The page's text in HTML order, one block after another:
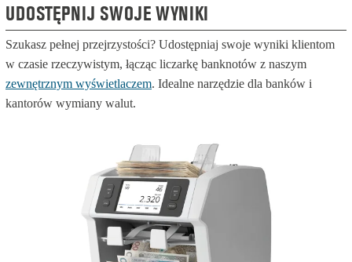
UDOSTĘPNIJ SWOJE WYNIKI
Szukasz pełnej przejrzystości? Udostępniaj swoje wyniki klientom
w czasie rzeczywistym, łącząc liczarkę banknotów z naszym
zewnętrznym wyświetlaczem. Idealne narzędzie dla banków i
kantorów wymiany walut.